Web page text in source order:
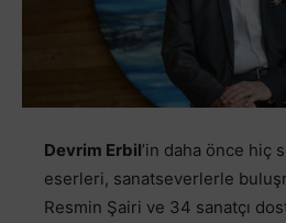
Devrim Erbil’in daha önce hiç
eserleri, sanatseverlerle
Resmin Şairi ve 34 sanatçı